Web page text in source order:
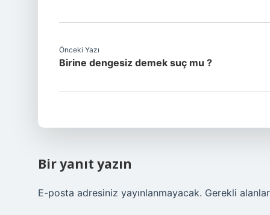
Önceki Yazı
Birine dengesiz demek suç mu ?
Bir yanıt yazın
E-posta adresiniz yayınlanmayacak. Gerekli